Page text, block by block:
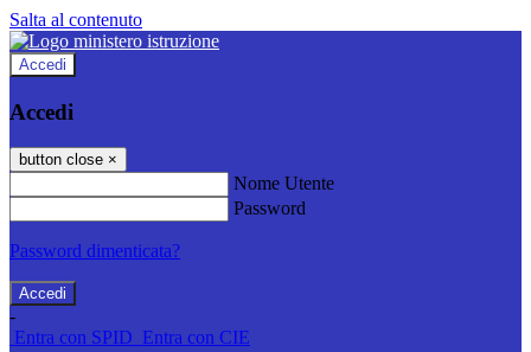
Salta al contenuto
Accedi
Accedi
button close ×
Nome Utente
Password
Password dimenticata?
-
Entra con SPID Entra con CIE